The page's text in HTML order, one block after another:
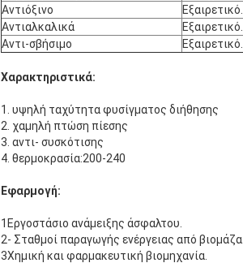
Αντιόξινο
Εξαιρετικό.
Αντιαλκαλικά
Εξαιρετικό.
Αντι-σβήσιμο
Εξαιρετικό.
Χαρακτηριστικά:
1. υψηλή ταχύτητα φυσίγματος διήθησης
2. χαμηλή πτώση πίεσης
3. αντι- συσκότισης
4. θερμοκρασία:200-240
Εφαρμογή:
1Εργοστάσιο ανάμειξης άσφαλτου.
2- Σταθμοί παραγωγής ενέργειας από βιομάζα.
3Χημική και φαρμακευτική βιομηχανία.